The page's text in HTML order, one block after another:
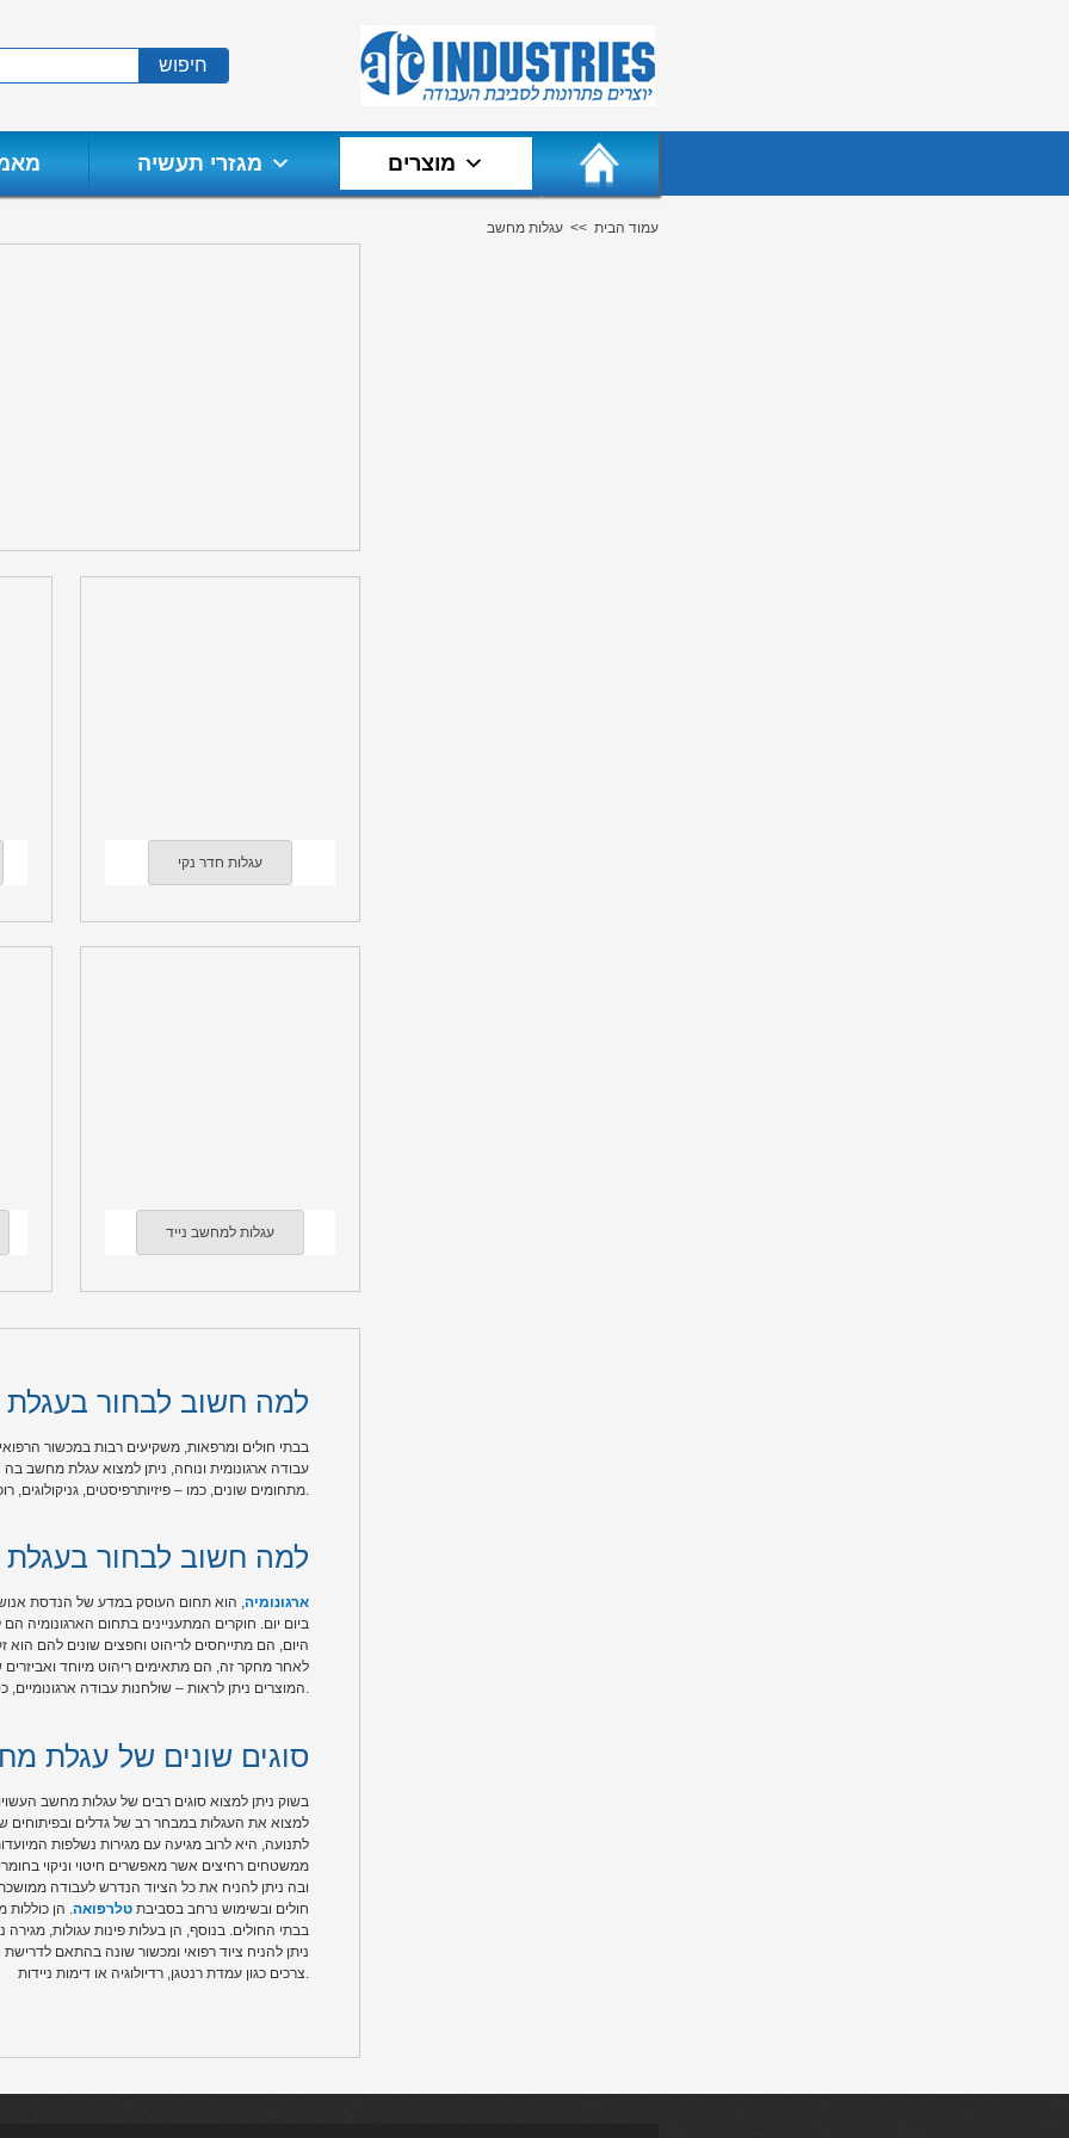
חיפוש
מגזרי תעשיה מוצרים
עגלות מחשב << עמוד הבית
עגלות חדר נקי
עגלות למחשב נייד
למה חשוב לבחור
בבתי חולים ומרפאות, משקיעים רבות במכשור
עבודה ארגונומית ונוחה, ניתן למצוא עגלת מחשב
מתחומים שונים, כמו – פיזיותרפיסטים, גניקולוגים, רופאי שיניים ועוד תחומים שונים ברפואה.
?למה חשוב לבחור
ארגונומיה, הוא תחום העוסק במדע של הנדסת אנוש
ביום יום. חוקרים המתעניינים בתחום
היום, הם מתייחסים לריהוט וחפצים שונים להם הוא
לאחר מחקר זה, הם מתאימים ריהוט מיוחד ואביזרים
המוצרים ניתן לראות – שולחנות עבודה ארגונומיים, כסאות, עגלת מחשב, הדום לרגליים ועוד.
סוגים שונים של עגלת
בשוק ניתן למצוא סוגים רבים של עגלות מחשב
למצוא את העגלות במבחר רב של גדלים ובפיתוחים
לתנועה, היא לרוב מגיעה עם מגירות נשלפות
ממשטחים רחיצים אשר מאפשרים חיטוי וניקוי
ובה ניתן להניח את כל הציוד הנדרש לעבודה
חולים ובשימוש נרחב בסביבת טלרפואה . הן
בבתי החולים. בנוסף, הן בעלות פינות עגולות,
ניתן להניח ציוד רפואי ומכשור שונה בהתאם